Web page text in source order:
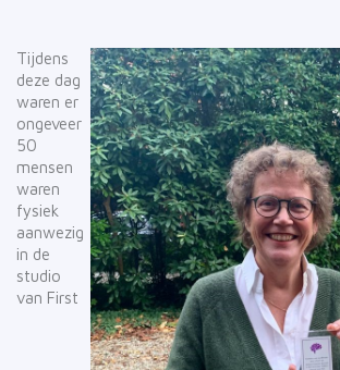
Tijdens
deze dag
waren er
ongeveer
50
mensen
waren
fysiek
aanwezig
in de
studio
van First